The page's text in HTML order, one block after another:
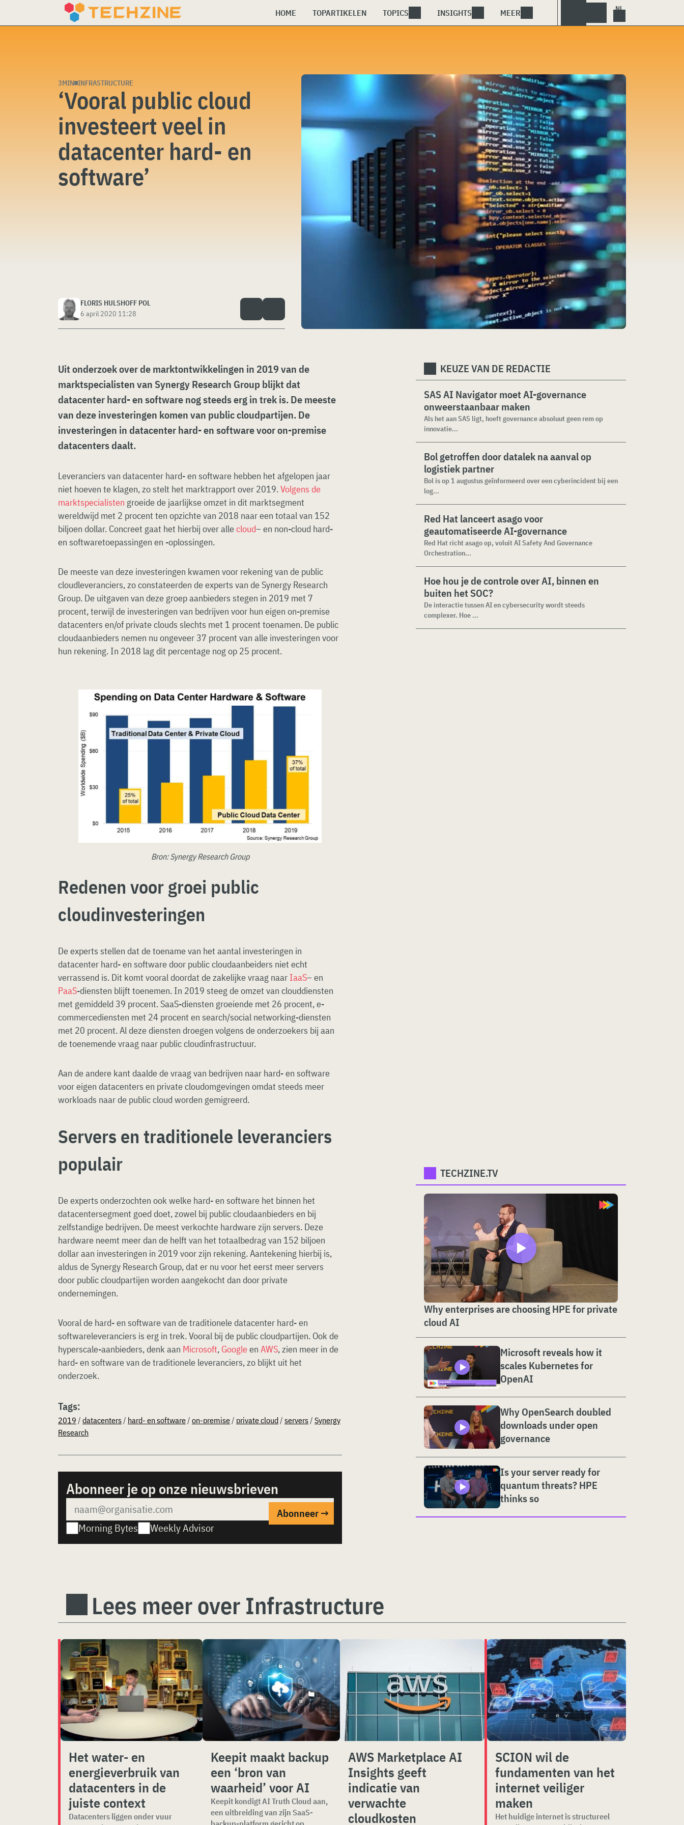
HOME TOPARTIKELEN TOPICS INSIGHTS MEER
3MIN INFRASTRUCTURE
‘Vooral public cloud
investeert veel in
datacenter hard- en
software’
FLORIS HULSHOFF POL
6 april 2020 11:28
Uit onderzoek over de marktontwikkelingen in 2019 van de
marktspecialisten van Synergy Research Group blijkt dat
datacenter hard- en software nog steeds erg in trek is. De meeste
van deze investeringen komen van public cloudpartijen. De
investeringen in datacenter hard- en software voor on-premise
datacenters daalt.
Leveranciers van datacenter hard- en software hebben het afgelopen jaar
niet hoeven te klagen, zo stelt het marktrapport over 2019.Volgens de
marktspecialisten groeide de jaarlijkse omzet in dit marktsegment
wereldwijd met 2 procent ten opzichte van 2018 naar een totaal van 152
biljoen dollar. Concreet gaat het hierbij over allecloud– en non-cloud hard-
en softwaretoepassingen en -oplossingen.
De meeste van deze investeringen kwamen voor rekening van de public
cloudleveranciers, zo constateerden de experts van de Synergy Research
Group. De uitgaven van deze groep aanbieders stegen in 2019 met 7
procent, terwijl de investeringen van bedrijven voor hun eigen on-premise
datacenters en/of private clouds slechts met 1 procent toenamen. De public
cloudaanbieders nemen nu ongeveer 37 procent van alle investeringen voor
hun rekening. In 2018 lag dit percentage nog op 25 procent.
Bron: Synergy Research Group
Redenen voor groei public
cloudinvesteringen
De experts stellen dat de toename van het aantal investeringen in
datacenter hard- en software door public cloudaanbeiders niet echt
verrassend is. Dit komt vooral doordat de zakelijke vraag naar IaaS– en
PaaS-diensten blijft toenemen. In 2019 steeg de omzet van clouddiensten
met gemiddeld 39 procent. SaaS-diensten groeiende met 26 procent, e-
commercediensten met 24 procent en search/social networking-diensten
met 20 procent. Al deze diensten droegen volgens de onderzoekers bij aan
de toenemende vraag naar public cloudinfrastructuur.
Aan de andere kant daalde de vraag van bedrijven naar hard- en software
voor eigen datacenters en private cloudomgevingen omdat steeds meer
workloads naar de public cloud worden gemigreerd.
Servers en traditionele leveranciers
populair
De experts onderzochten ook welke hard- en software het binnen het
datacentersegment goed doet, zowel bij public cloudaanbieders en bij
zelfstandige bedrijven. De meest verkochte hardware zijn servers. Deze
hardware neemt meer dan de helft van het totaalbedrag van 152 biljoen
dollar aan investeringen in 2019 voor zijn rekening. Aantekening hierbij is,
aldus de Synergy Research Group, dat er nu voor het eerst meer servers
door public cloudpartijen worden aangekocht dan door private
ondernemingen.
Vooral de hard- en software van de traditionele datacenter hard- en
softwareleveranciers is erg in trek. Vooral bij de public cloudpartijen. Ook de
hyperscale-aanbieders, denk aan Microsoft, Googleen AWS, zien meer in de
hard- en software van de traditionele leveranciers, zo blijkt uit het
onderzoek.
Tags:
2019 / datacenters / hard- en software / on-premise / private cloud / servers / Synergy
Research
Abonneer je op onze nieuwsbrieven
Morning Bytes Weekly Advisor
KEUZE VAN DE REDACTIE
SAS AI Navigator moet AI-governance
onweerstaanbaar maken
Als het aan SAS ligt, hoeft governance absoluut geen rem op
innovatie...
Bol getroffen door datalek na aanval op
logistiek partner
Bol is op 1 augustus geïnformeerd over een cyberincident bij een
log...
Red Hat lanceert asago voor
geautomatiseerde AI-governance
Red Hat richt asago op, voluit AI Safety And Governance
Orchestration...
Hoe hou je de controle over AI, binnen en
buiten het SOC?
De interactie tussen AI en cybersecurity wordt steeds
complexer. Hoe ...
TECHZINE.TV
Why enterprises are choosing HPE for private
cloud AI
Microsoft reveals how it
scales Kubernetes for
OpenAI
Why OpenSearch doubled
downloads under open
governance
Is your server ready for
quantum threats? HPE
thinks so
Lees meer over Infrastructure
Het water- en
energieverbruik van
datacenters in de
juiste context
Datacenters liggen onder vuur
Keepit maakt backup
een ‘bron van
waarheid’ voor AI
Keepit kondigt AI Truth Cloud aan,
een uitbreiding van zijn SaaS-
AWS Marketplace AI
Insights geeft
indicatie van
verwachte
cloudkosten
SCION wil de
fundamenten van het
internet veiliger
maken
Het huidige internet is structureel